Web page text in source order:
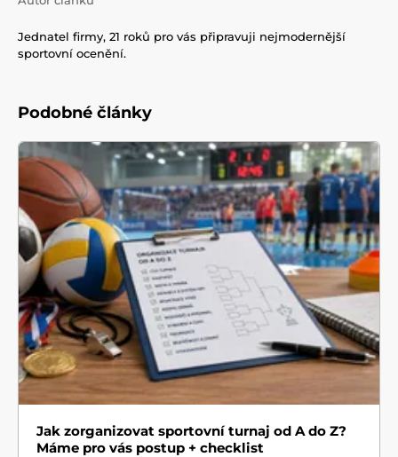
Jednatel firmy, 21 roků pro vás připravuji nejmodernější
sportovní ocenění.
Podobné články
Jak zorganizovat sportovní turnaj od A do Z?
Máme pro vás postup + checklist